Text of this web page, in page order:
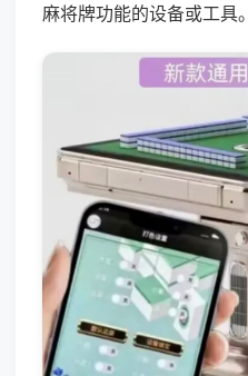
麻将牌功能的设备或工具。